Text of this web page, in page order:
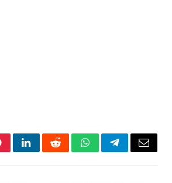
LinkedInRedditWhatsAppTelegramEmail